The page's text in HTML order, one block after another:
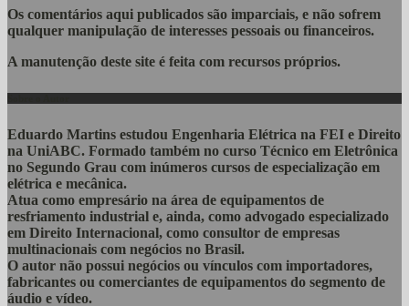
Os comentários aqui publicados são imparciais, e não sofrem
qualquer manipulação de interesses pessoais ou financeiros.
A manutenção deste site é feita com recursos próprios.
Eduardo Martins estudou Engenharia Elétrica na FEI e Direito
na UniABC. Formado também no curso Técnico em Eletrônica
no Segundo Grau com inúmeros cursos de especialização em
elétrica e mecânica.
Atua como empresário na área de equipamentos de
resfriamento industrial e, ainda, como advogado especializado
em Direito Internacional, como consultor de empresas
multinacionais com negócios no Brasil.
O autor não possui negócios ou vínculos com importadores,
fabricantes ou comerciantes de equipamentos do segmento de
áudio e vídeo.